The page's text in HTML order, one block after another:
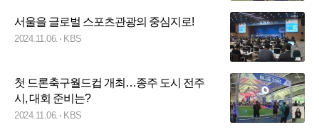
서울을 글로벌 스포츠관광의 중심지로!
2024.11.06. KBS
첫 드론축구월드컵 개최…종주 도시 전주
시, 대회 준비는?
2024.11.06. KBS